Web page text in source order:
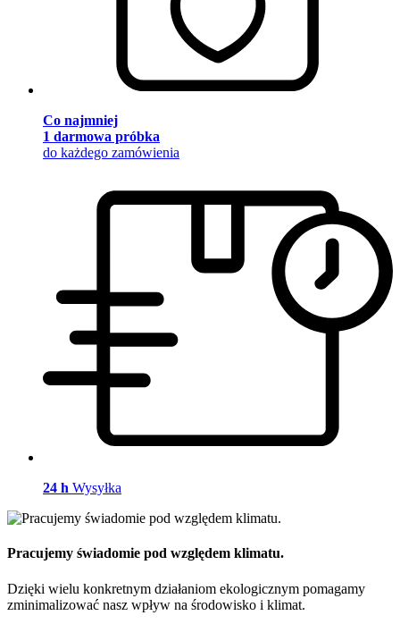
Co najmniej
1 darmowa próbka
do każdego zamówienia
24 h Wysyłka
Pracujemy świadomie pod względem klimatu.
Dzięki wielu konkretnym działaniom ekologicznym pomagamy
zminimalizować nasz wpływ na środowisko i klimat.